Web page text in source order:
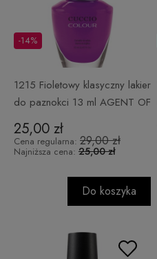
1215 Fioletowy klasyczny lakier
do paznokci 13 ml AGENT OF
CHANGE
25,00 zł
-14%
Cena regularna: 29,00 zł
Najniższa cena: 25,00 zł
Do koszyka